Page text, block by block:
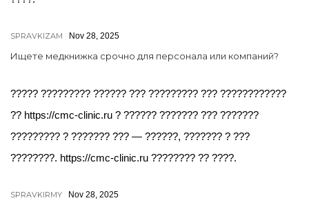
SPRAVKIZAM Nov 28, 2025
Ищете медкнижка срочно для персонала или компаний?
????? ????????? ?????? ??? ????????? ??? ????????????
?? https://cmc-clinic.ru ? ?????? ??????? ??? ???????
????????? ? ??????? ??? — ??????, ??????? ? ???
????????. https://cmc-clinic.ru ???????? ?? ????.
SPRAVKIRMY Nov 28, 2025